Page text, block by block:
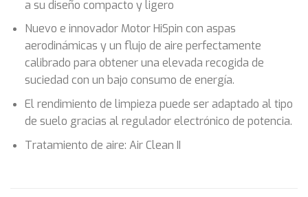
a su diseño compacto y ligero
Nuevo e innovador Motor HiSpin con aspas
aerodinámicas y un flujo de aire perfectamente
calibrado para obtener una elevada recogida de
suciedad con un bajo consumo de energía.
El rendimiento de limpieza puede ser adaptado al tipo
de suelo gracias al regulador electrónico de potencia.
Tratamiento de aire: Air Clean II